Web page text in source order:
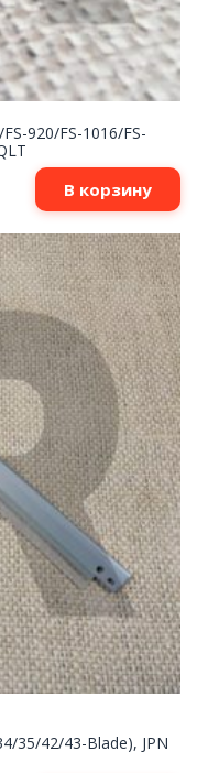
920/FS-1016/FS-
В корзину
35/42/43-Blade), JPN